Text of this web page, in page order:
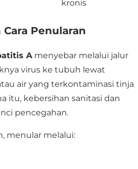
kronis
Cara Penularan
A menyebar melalui jalur
virus ke tubuh lewat
air yang terkontaminasi tinja
itu, kebersihan sanitasi dan
pencegahan.
menular melalui: